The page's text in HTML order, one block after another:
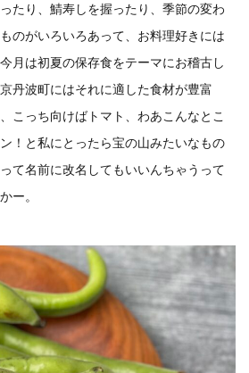
たり、鯖寿しを握ったり、季節の変わ
のがいろいろあって、お料理好きには
月は初夏の保存食をテーマにお稽古し
丹波町にはそれに適した食材が豊富
こっち向けばトマト、わあこんなとこ
！と私にとったら宝の山みたいなもの
て名前に改名してもいいんちゃうって
ー。